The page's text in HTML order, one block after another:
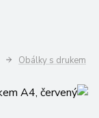
Obálky s drukem